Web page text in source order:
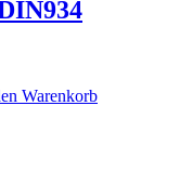
Warenkorb